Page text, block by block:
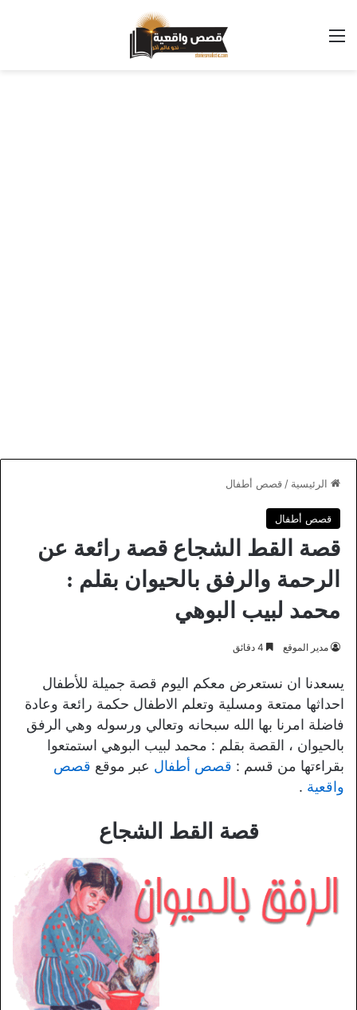
القائمة
الرئيسية / قصص أطفال
قصص أطفال
قصة القط الشجاع قصة رائعة عن
الرحمة والرفق بالحيوان بقلم :
محمد لبيب البوهي
مدير الموقع
يسعدنا ان نستعرض معكم اليوم قصة جميلة للأطفال
احداثها ممتعة ومسلية وتعلم الاطفال حكمة رائعة وعادة
فاضلة امرنا بها الله سبحانه وتعالي ورسوله وهي الرفق
بالحيوان ، القصة بقلم : محمد لبيب البوهي استمتعوا
بقراءتها من قسم : قصص أطفال عبر موقع قصص
واقعية .
قصة القط الشجاع